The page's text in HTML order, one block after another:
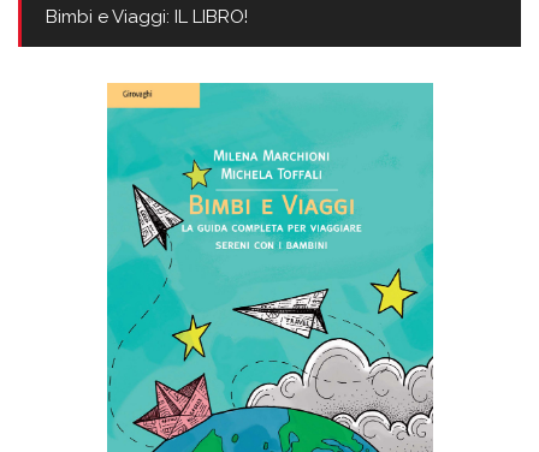
Bimbi e Viaggi: IL LIBRO!